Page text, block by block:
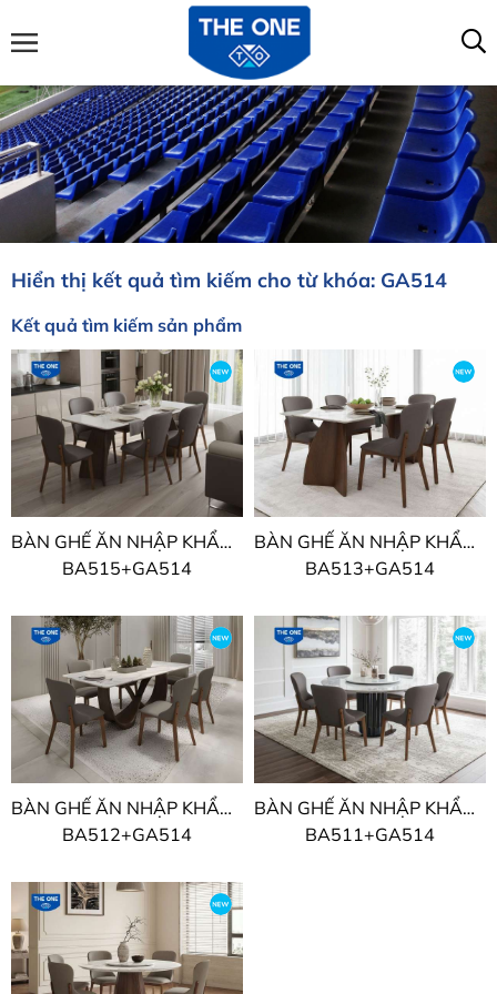
Hiển thị kết quả tìm kiếm cho từ khóa: GA514
Kết quả tìm kiếm sản phẩm
BÀN GHẾ ĂN NHẬP KHẨU THE ONE
BA515+GA514
BÀN GHẾ ĂN NHẬP KHẨU THE ONE
BA513+GA514
BÀN GHẾ ĂN NHẬP KHẨU THE ONE
BA512+GA514
BÀN GHẾ ĂN NHẬP KHẨU THE ONE
BA511+GA514